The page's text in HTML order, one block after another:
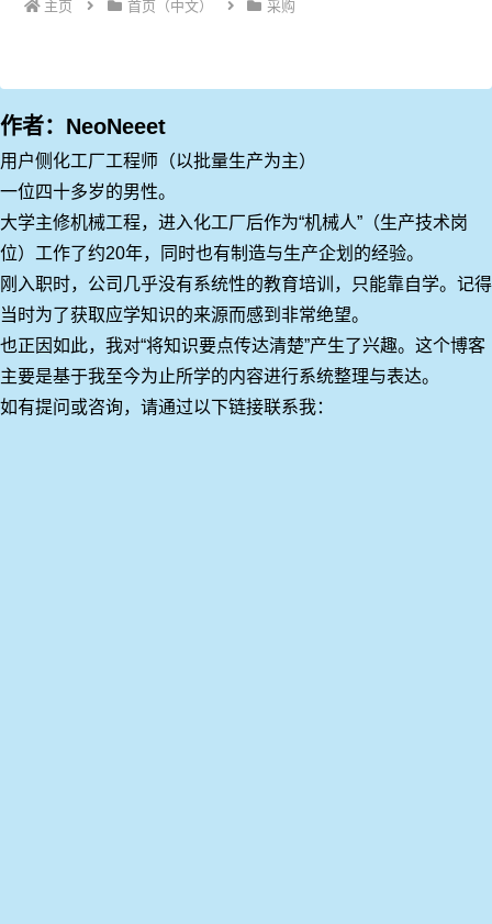
主页 首页（中文） 采购
作者：NeoNeeet
用户侧化工厂工程师（以批量生产为主）
一位四十多岁的男性。
大学主修机械工程，进入化工厂后作为“机械人”（生产技术岗
位）工作了约20年，同时也有制造与生产企划的经验。
刚入职时，公司几乎没有系统性的教育培训，只能靠自学。记得
当时为了获取应学知识的来源而感到非常绝望。
也正因如此，我对“将知识要点传达清楚”产生了兴趣。这个博客
主要是基于我至今为止所学的内容进行系统整理与表达。
如有提问或咨询，请通过以下链接联系我：